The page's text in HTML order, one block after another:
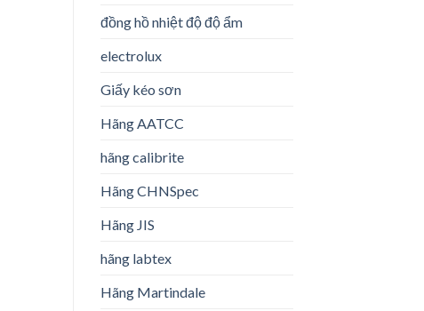
đồng hồ nhiệt độ độ ẩm
electrolux
Giấy kéo sơn
Hãng AATCC
hãng calibrite
Hãng CHNSpec
Hãng JIS
hãng labtex
Hãng Martindale